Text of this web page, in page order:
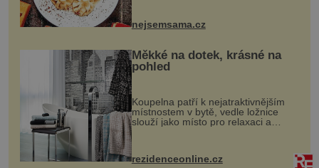
pokrmy, které rozhodně st...
nejsemsama.cz
Měkké na dotek, krásné na
pohled
Koupelna patří k nejatraktivnějším
místnostem v bytě, vedle ložnice
slouží jako místo pro relaxaci a
odpočinek. Koupelnový textil –
ručníky, osušky a koberečky –
mohou jako mávnutím kouzelného
proutku...
rezidenceonline.cz